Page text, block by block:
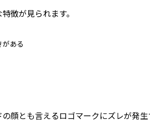
徴が見られます。
ある
顔とも言えるロゴマークにズレが発生